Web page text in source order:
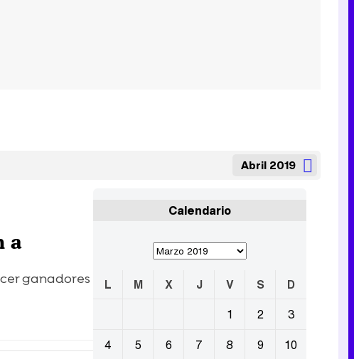
Abril 2019
a
ganadores
Calendario
L M X J V S
D
1
2
3
4
5 6 7 8 9
10